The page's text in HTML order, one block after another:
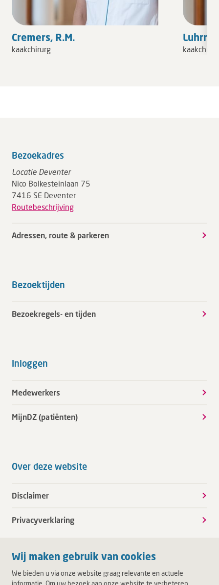
Wij maken gebruik van cookies
We bieden u via onze website graag relevante en actuele
informatie. Om uw bezoek aan onze website te verbeteren,
Cremers, R.M.
kaakchirurg
Bezoekadres
Locatie Deventer
Nico Bolkesteinlaan 75
7416 SE Deventer
Routebeschrijving
Adressen, route & parkeren
Bezoektijden
Bezoekregels- en tijden
Inloggen
Medewerkers
MijnDZ (patiënten)
Over deze website
Disclaimer
Privacyverklaring